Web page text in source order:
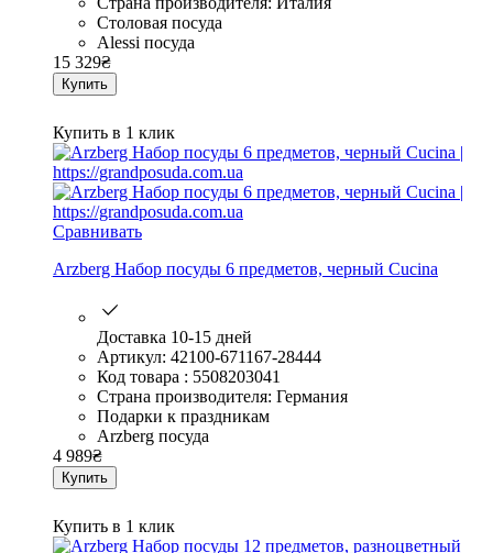
Столовая посуда
Alessi посуда
15 329₴
Купить
Купить в 1 клик
Сравнивать
Arzberg Набор посуды 6 предметов, черный Cucina
Доставка 10-15 дней
Артикул: 42100-671167-28444
Код товара : 5508203041
Страна производителя: Германия
Подарки к праздникам
Arzberg посуда
4 989₴
Купить
Купить в 1 клик